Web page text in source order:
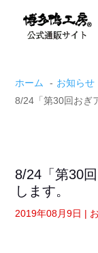
content
content
ホーム
お知らせ
8/24「第30回おぎ
8/24「第30
します。
2019年08月9日 |